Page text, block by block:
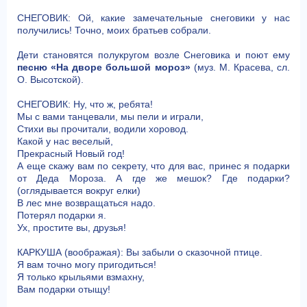
СНЕГОВИК: Ой, какие замечательные снеговики у нас
получились! Точно, моих братьев собрали.
Дети становятся полукругом возле Снеговика и поют ему
песню «На дворе большой мороз»(муз. М. Красева, сл.
О. Высотской).
СНЕГОВИК: Ну, что ж, ребята!
Мы с вами танцевали, мы пели и играли,
Стихи вы прочитали, водили хоровод.
Какой у нас веселый,
Прекрасный Новый год!
А еще скажу вам по секрету, что для вас, принес я подарки
от Деда Мороза. А где же мешок? Где подарки?
(оглядывается вокруг елки)
В лес мне возвращаться надо.
Потерял подарки я.
Ух, простите вы, друзья!
КАРКУША (воображая): Вы забыли о сказочной птице.
Я вам точно могу пригодиться!
Я только крыльями взмахну,
Вам подарки отыщу!